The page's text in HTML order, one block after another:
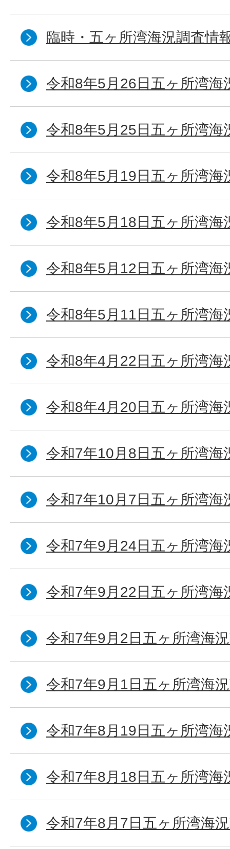
臨時・五ヶ所湾海況調査情
令和8年5月26日五ヶ所湾海
令和8年5月25日五ヶ所湾海
令和8年5月19日五ヶ所湾海
令和8年5月18日五ヶ所湾海
令和8年5月12日五ヶ所湾海
令和8年5月11日五ヶ所湾海
令和8年4月22日五ヶ所湾海
令和8年4月20日五ヶ所湾海
令和7年10月8日五ヶ所湾海
令和7年10月7日五ヶ所湾海
令和7年9月24日五ヶ所湾海
令和7年9月22日五ヶ所湾海
令和7年9月2日五ヶ所湾海
令和7年9月1日五ヶ所湾海
令和7年8月19日五ヶ所湾海
令和7年8月18日五ヶ所湾海
令和7年8月7日五ヶ所湾海